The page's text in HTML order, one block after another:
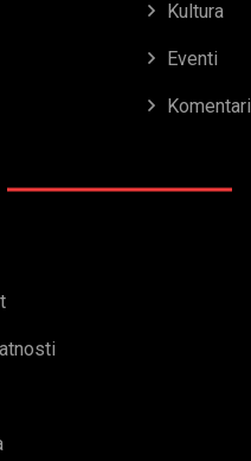
Kultura
Eventi
Komentari